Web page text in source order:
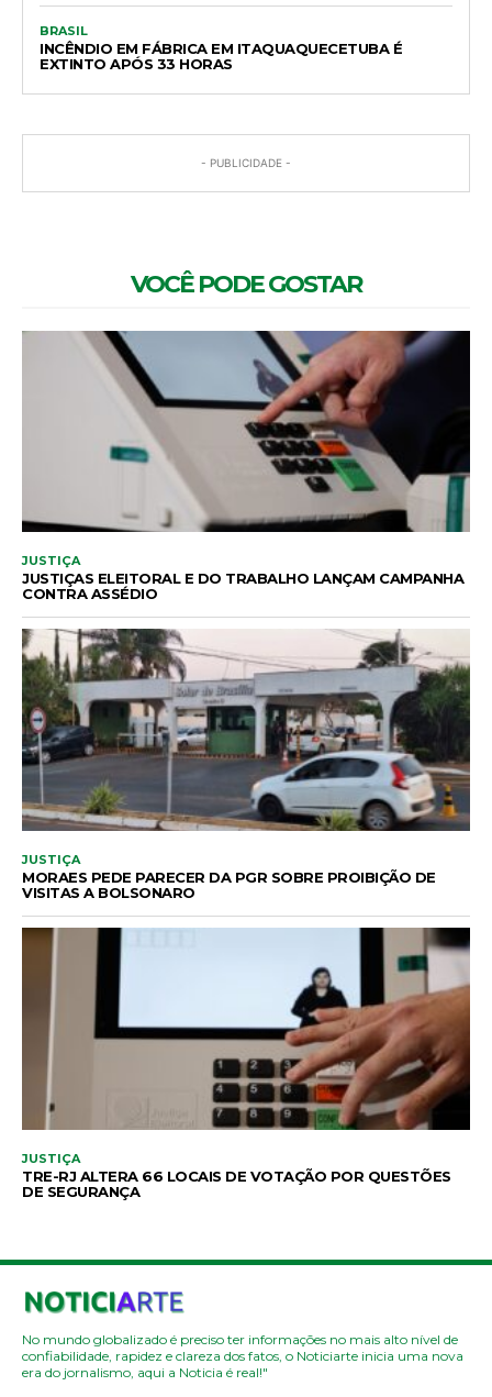
BRASIL
INCÊNDIO EM FÁBRICA EM ITAQUAQUECETUBA É
EXTINTO APÓS 33 HORAS
- PUBLICIDADE -
VOCÊ PODE GOSTAR
JUSTIÇA
JUSTIÇAS ELEITORAL E DO TRABALHO LANÇAM CAMPANHA
CONTRA ASSÉDIO
JUSTIÇA
MORAES PEDE PARECER DA PGR SOBRE PROIBIÇÃO DE
VISITAS A BOLSONARO
JUSTIÇA
TRE-RJ ALTERA 66 LOCAIS DE VOTAÇÃO POR QUESTÕES
DE SEGURANÇA
No mundo globalizado é preciso ter informações no mais alto nível de
confiabilidade, rapidez e clareza dos fatos, o Noticiarte inicia uma nova
era do jornalismo, aqui a Noticia é real!"